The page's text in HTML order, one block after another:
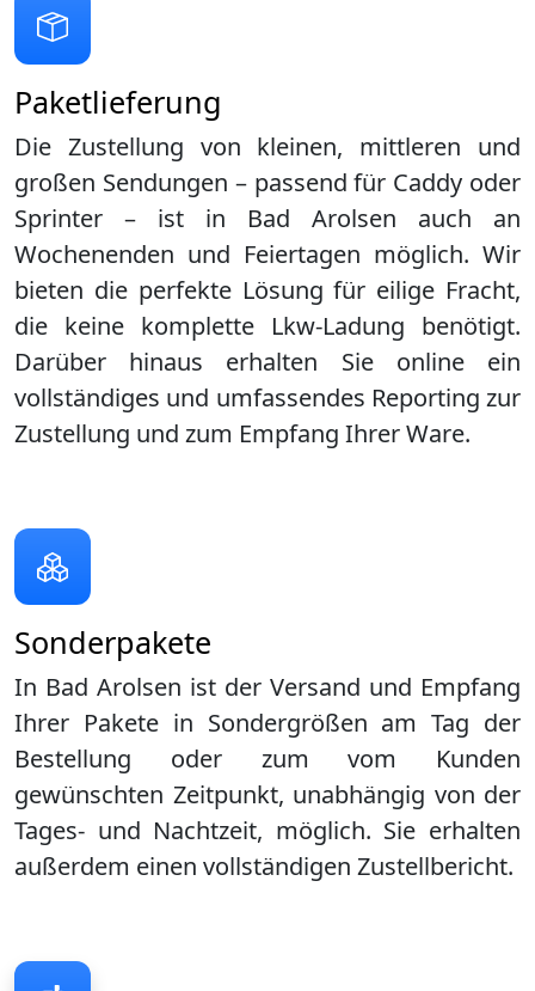
Paketlieferung
Die Zustellung von kleinen, mittleren und
großen Sendungen – passend für Caddy oder
Sprinter – ist in Bad Arolsen auch an
Wochenenden und Feiertagen möglich. Wir
bieten die perfekte Lösung für eilige Fracht,
die keine komplette Lkw-Ladung benötigt.
Darüber hinaus erhalten Sie online ein
vollständiges und umfassendes Reporting zur
Zustellung und zum Empfang Ihrer Ware.
Sonderpakete
In Bad Arolsen ist der Versand und Empfang
Ihrer Pakete in Sondergrößen am Tag der
Bestellung oder zum vom Kunden
gewünschten Zeitpunkt, unabhängig von der
Tages- und Nachtzeit, möglich. Sie erhalten
außerdem einen vollständigen Zustellbericht.